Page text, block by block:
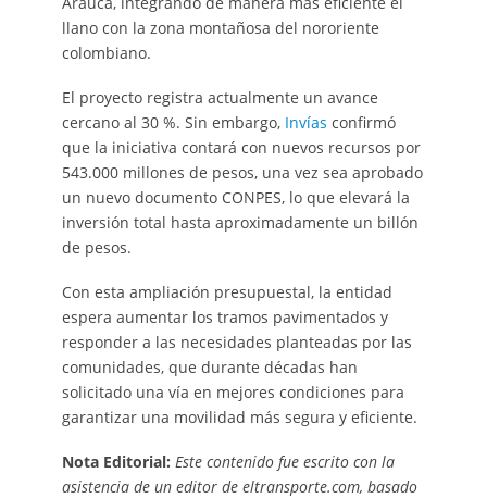
llano con la zona montañosa del nororiente
colombiano.
El proyecto registra actualmente un avance
cercano al 30 %. Sin embargo, Invías confirmó
que la iniciativa contará con nuevos recursos por
543.000 millones de pesos, una vez sea aprobado
un nuevo documento CONPES, lo que elevará la
inversión total hasta aproximadamente un billón
de pesos.
Con esta ampliación presupuestal, la entidad
espera aumentar los tramos pavimentados y
responder a las necesidades planteadas por las
comunidades, que durante décadas han
solicitado una vía en mejores condiciones para
garantizar una movilidad más segura y eficiente.
Nota Editorial: Este contenido fue escrito con la
asistencia de un editor de eltransporte.com, basado